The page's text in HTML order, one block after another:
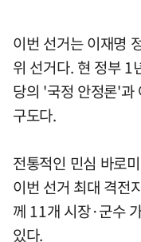
이번 선거는 이재명
위 선거다. 현 정부 1
당의 '국정 안정론'과
구도다.
전통적인 민심 바로
이번 선거 최대 격전
께 11개 시장·군수
있다.